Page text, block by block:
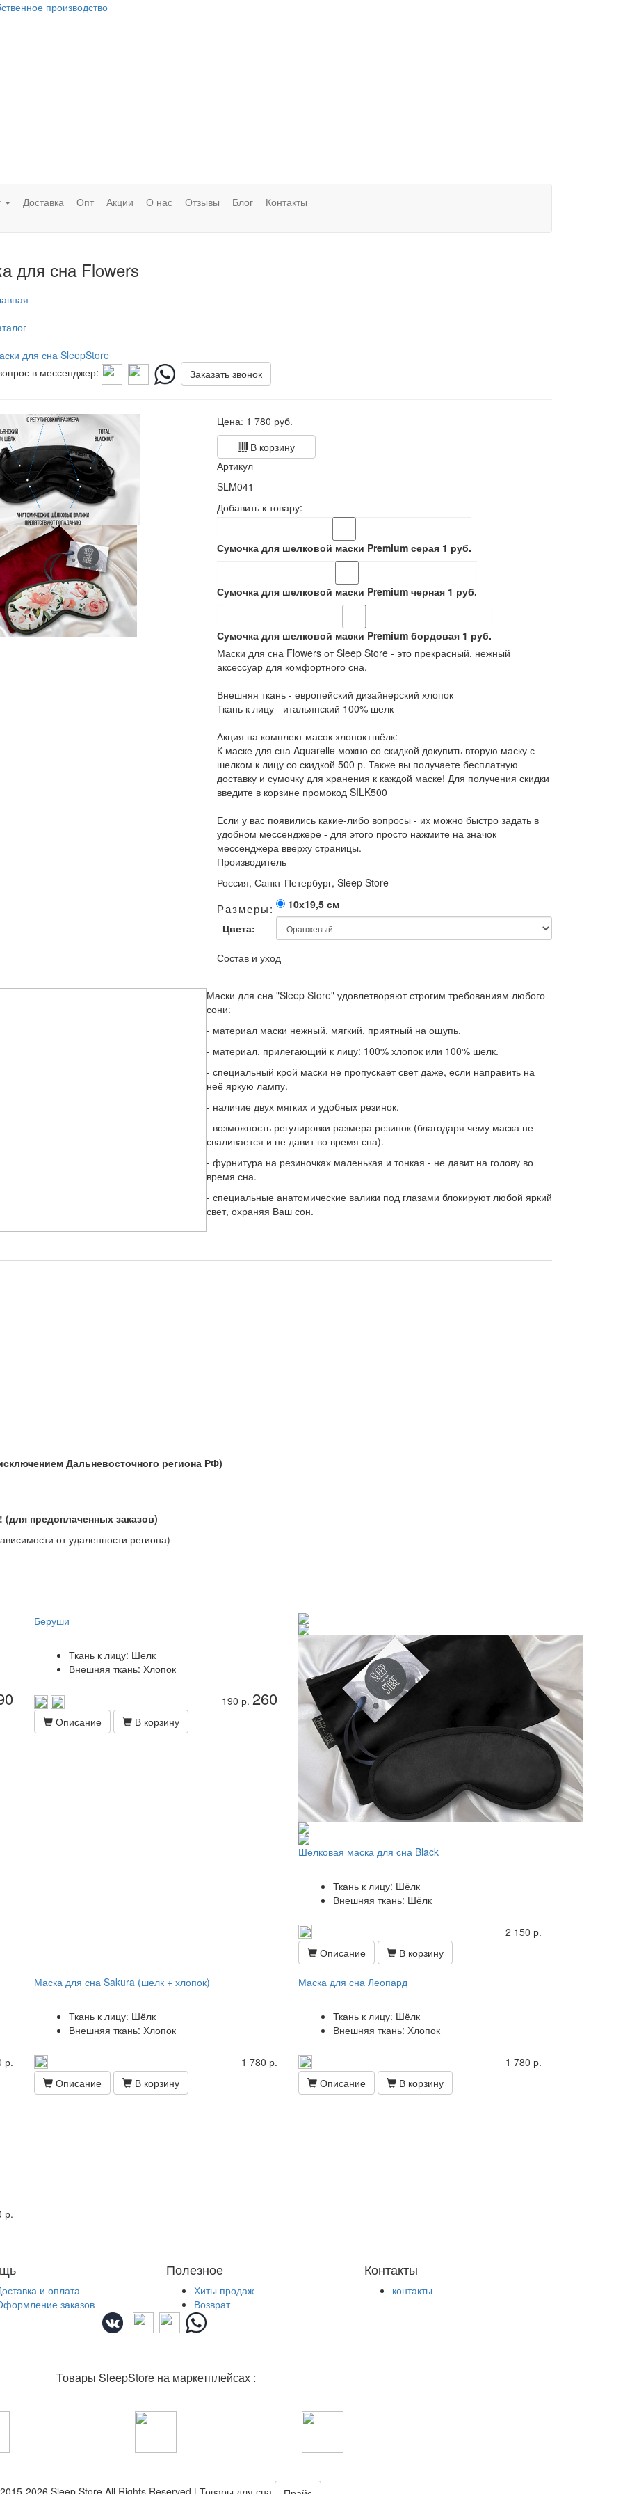
производство
Доставка Опт Акции О нас Отзывы Блог Контакты
для сна Flowers
для сна SleepStore
в мессенджер:
Заказать звонок
Цена: 1 780 руб.
В корзину
Артикул
SLM041
Добавить к товару:
Сумочка для шелковой маски Premium серая 1 руб.
Сумочка для шелковой маски Premium черная 1 руб.
Сумочка для шелковой маски Premium бордовая 1 руб.
Маски для сна Flowers от Sleep Store - это прекрасный, нежный
аксессуар для комфортного сна.
Внешняя ткань - европейский дизайнерский хлопок
Ткань к лицу - итальянский 100% шелк
Акция на комплект масок хлопок+шёлк:
К маске для сна Aquarelle можно со скидкой докупить вторую маску с
шелком к лицу со скидкой 500 р. Также вы получаете бесплатную
доставку и сумочку для хранения к каждой маске! Для получения скидки
введите в корзине промокод SILK500
Если у вас появились какие-либо вопросы - их можно быстро задать в
удобном мессенджере - для этого просто нажмите на значок
мессенджера вверху страницы.
Производитель
Россия, Санкт-Петербург, Sleep Store
Размеры:
10х19,5 см
Цвета:
Состав и уход
Маски для сна "Sleep Store" удовлетворяют строгим требованиям любого
сони:
- материал маски нежный, мягкий, приятный на ощупь.
- материал, прилегающий к лицу: 100% хлопок или 100% шелк.
- специальный крой маски не пропускает свет даже, если направить на
неё яркую лампу.
- наличие двух мягких и удобных резинок.
- возможность регулировки размера резинок (благодаря чему маска не
сваливается и не давит во время сна).
- фурнитура на резиночках маленькая и тонкая - не давит на голову во
время сна.
- специальные анатомические валики под глазами блокируют любой яркий
свет, охраняя Ваш сон.
Дальневосточного региона РФ)
(для предоплаченных заказов)
от удаленности региона)
Беруши
Ткань к лицу: Шелк
Внешняя ткань: Хлопок
190 р. 260
Описание В корзину
Шёлковая маска для сна Black
Ткань к лицу: Шёлк
Внешняя ткань: Шёлк
2 150 р.
Описание
В корзину
р.
Маска для сна Sakura (шелк + хлопок)
Ткань к лицу: Шёлк
Внешняя ткань: Хлопок
1 780 р.
Описание
В корзину
Маска для сна Леопард
Ткань к лицу: Шёлк
Внешняя ткань: Хлопок
1 780 р.
Описание
В корзину
р.
и оплата
заказов
Полезное
Хиты продаж
Возврат
Контакты
контакты
Товары SleepStore на маркетплейсах :
2026 Sleep Store All Rights Reserved | Товары для сна